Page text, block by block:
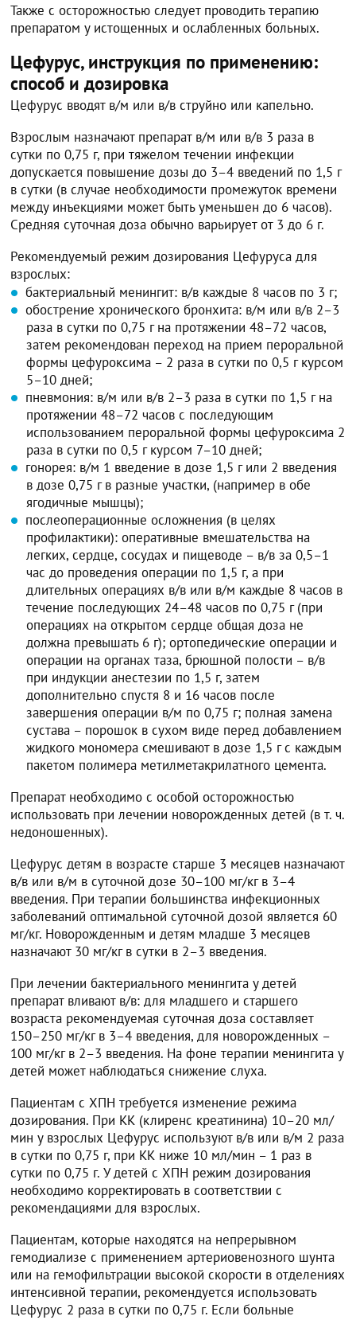
Также с осторожностью следует проводить терапию
препаратом у истощенных и ослабленных больных.
Цефурус, инструкция по применению:
способ и дозировка
Цефурус вводят в/м или в/в струйно или капельно.
Взрослым назначают препарат в/м или в/в 3 раза в
сутки по 0,75 г, при тяжелом течении инфекции
допускается повышение дозы до 3–4 введений по 1,5 г
в сутки (в случае необходимости промежуток времени
между инъекциями может быть уменьшен до 6 часов).
Средняя суточная доза обычно варьирует от 3 до 6 г.
Рекомендуемый режим дозирования Цефуруса для
взрослых:
бактериальный менингит: в/в каждые 8 часов по 3 г;
обострение хронического бронхита: в/м или в/в 2–3
раза в сутки по 0,75 г на протяжении 48–72 часов,
затем рекомендован переход на прием пероральной
формы цефуроксима – 2 раза в сутки по 0,5 г курсом
5–10 дней;
пневмония: в/м или в/в 2–3 раза в сутки по 1,5 г на
протяжении 48–72 часов с последующим
использованием пероральной формы цефуроксима 2
раза в сутки по 0,5 г курсом 7–10 дней;
гонорея: в/м 1 введение в дозе 1,5 г или 2 введения
в дозе 0,75 г в разные участки, (например в обе
ягодичные мышцы);
послеоперационные осложнения (в целях
профилактики): оперативные вмешательства на
легких, сердце, сосудах и пищеводе – в/в за 0,5–1
час до проведения операции по 1,5 г, а при
длительных операциях в/в или в/м каждые 8 часов в
течение последующих 24–48 часов по 0,75 г (при
операциях на открытом сердце общая доза не
должна превышать 6 г); ортопедические операции и
операции на органах таза, брюшной полости – в/в
при индукции анестезии по 1,5 г, затем
дополнительно спустя 8 и 16 часов после
завершения операции в/м по 0,75 г; полная замена
сустава – порошок в сухом виде перед добавлением
жидкого мономера смешивают в дозе 1,5 г с каждым
пакетом полимера метилметакрилатного цемента.
Препарат необходимо с особой осторожностью
использовать при лечении новорожденных детей (в т. ч.
недоношенных).
Цефурус детям в возрасте старше 3 месяцев назначают
в/в или в/м в суточной дозе 30–100 мг/кг в 3–4
введения. При терапии большинства инфекционных
заболеваний оптимальной суточной дозой является 60
мг/кг. Новорожденным и детям младше 3 месяцев
назначают 30 мг/кг в сутки в 2–3 введения.
При лечении бактериального менингита у детей
препарат вливают в/в: для младшего и старшего
возраста рекомендуемая суточная доза составляет
150–250 мг/кг в 3–4 введения, для новорожденных –
100 мг/кг в 2–3 введения. На фоне терапии менингита у
детей может наблюдаться снижение слуха.
Пациентам с ХПН требуется изменение режима
дозирования. При КК (клиренс креатинина) 10–20 мл/
мин у взрослых Цефурус используют в/в или в/м 2 раза
в сутки по 0,75 г, при КК ниже 10 мл/мин – 1 раз в
сутки по 0,75 г. У детей с ХПН режим дозирования
необходимо корректировать в соответствии с
рекомендациями для взрослых.
Пациентам, которые находятся на непрерывном
гемодиализе с применением артериовенозного шунта
или на гемофильтрации высокой скорости в отделениях
интенсивной терапии, рекомендуется использовать
Цефурус 2 раза в сутки по 0,75 г. Если больные